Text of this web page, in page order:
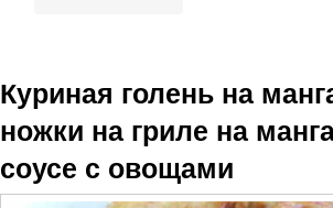
Куриная голень на
ножки на гриле на
соусе с овощами